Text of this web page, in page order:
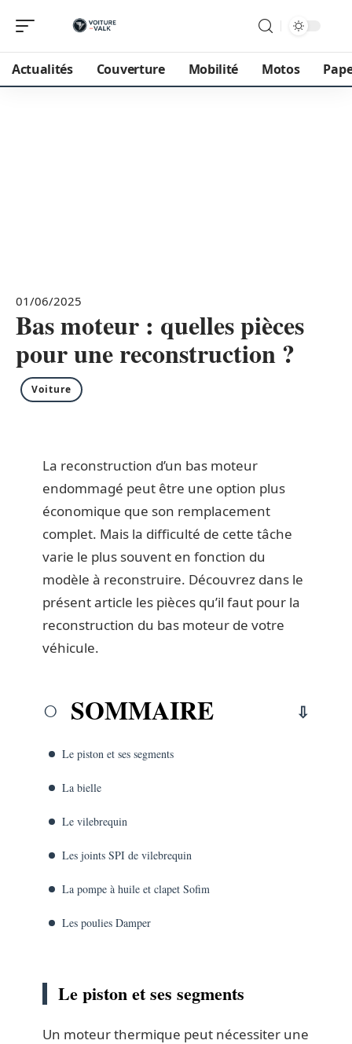
Actualités Couverture Mobilité Motos
01/06/2025
Bas moteur : quelles pièces
pour une reconstruction ?
Voiture
La reconstruction d’un bas moteur
endommagé peut être une option plus
économique que son remplacement
complet. Mais la difficulté de cette tâche
varie le plus souvent en fonction du
modèle à reconstruire. Découvrez dans le
présent article les pièces qu’il faut pour la
reconstruction du bas moteur de votre
véhicule.
SOMMAIRE
Le piston et ses segments
La bielle
Le vilebrequin
Les joints SPI de vilebrequin
La pompe à huile et clapet Sofim
Les poulies Damper
Le piston et ses segments
Un moteur thermique peut nécessiter une